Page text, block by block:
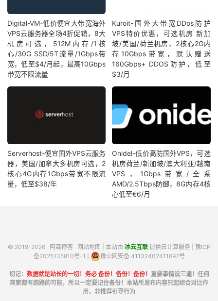
Digital-VM-低价便宜大带宽海外
VPS云服务器全场4折促销，8大
机房可选，512M内存/1核
心/30G SSD/5T流量/1Gbps带
宽，低至$4/月起，最高10Gbps
带宽不限流量
Kuroit-国外大带宽DDos防护
VPS特价优惠，可选机房 新加
坡/美国/荷兰机房，2核心2G内
存10Gbps带宽，默认赠送
160Gbps+ DDOS防护，低至
$3/月
Serverhost-便宜国外VPS云服务
器，美国/加拿大多机房可选，2
核心4G内存1Gbps带宽不限流
量，低至$38/年
Onidel-低价高防国外VPS，可选
机房荷兰/新加坡/澳大利亚/越南
VPS，1Gbps带宽/全系
AMD/2.5Tbps防御，8G内存4核
心低至€6/月
© 2019-2026 阿森博客 网站地图 | 本站由 冰云互联提供云计算服务 | 豫ICP
备2025135810号-1
豫公网安备 41132402411697号
切记： 数据就是站长的一切！务必 备份！备份！备份！ 重要事情说三遍！任何
商家都有跑路的可能，所以一定要记住备份！本站所发布内容只起综合对比作
用，非推荐引导行为